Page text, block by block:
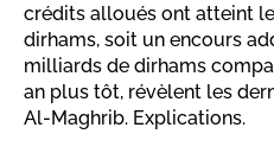
crédits alloués ont atteint
dirhams, soit un encours
milliards de dirhams
an plus tôt, révèlent les
Al-Maghrib. Explications.